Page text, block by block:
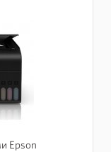
Epson